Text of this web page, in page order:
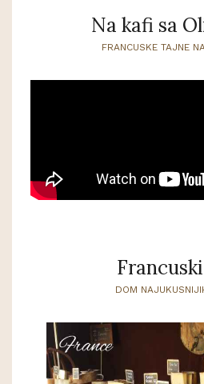
Na kafi sa
FRANCUSKE TAJNE
DOM